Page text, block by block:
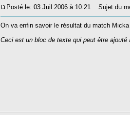
Posté le: 03 Juil 2006 à 10:21 Sujet du
On va enfin savoir le résultat du match
Ceci est un bloc de texte qui peut être